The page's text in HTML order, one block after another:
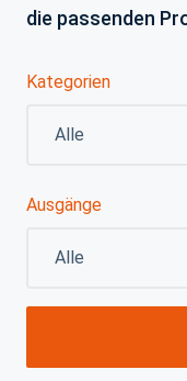
die passenden
Kategorien
Ausgänge